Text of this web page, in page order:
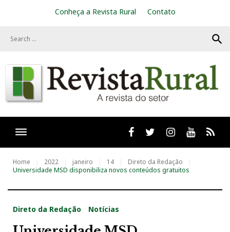
Conheça a Revista Rural Contato
search
Facebooktwitter Instagram
Youtube
Home 2022 janeiro 14
Direto da Redação
Universidade MSD disponibiliza novos conteúdos gratuitos
Direto da Redação Notícias